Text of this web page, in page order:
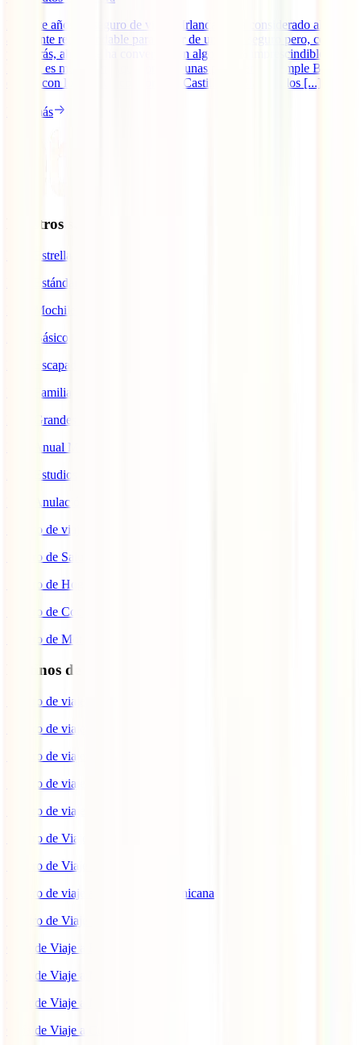
Durante años, el seguro de viaje a Irlanda se ha considerado algo
altamente recomendable para gozar de un viaje seguro pero, como
ya sabrás, ahora se ha convertido en algo 100% imprescindible.
Irlanda es mucho más que tomarse unas pintas en el Temple Bar. Te
espera con lugares únicos como el Castillo de Blanrey, los [...]
Leer más
Nuestros seguros
IATI Estrella
IATI Estándar
IATI Mochilero
IATI Básico
IATI Escapadas
IATI Familia
IATI Grandes Viajeros
IATI Anual Multiviaje
IATI Estudios
IATI Anulación Premium
Seguro de viaje COVID
Seguro de Salud
Seguro de Hogar
Seguro de Coche
Seguro de Moto
Destinos de interés
Seguro de viaje a EEUU
Seguro de viaje a Indonesia
Seguro de viaje a Marruecos
Seguro de viaje a Reino Unido
Seguro de viaje a México
Seguro de Viaje a Tailandia
Seguro de Viaje a China
Seguro de viaje a República Dominicana
Seguro de Viaje a Colombia
Guía de Viaje a Estados Unidos
Guía de Viaje a México
Guía de Viaje a Marruecos
Guía de Viaje a Cuba